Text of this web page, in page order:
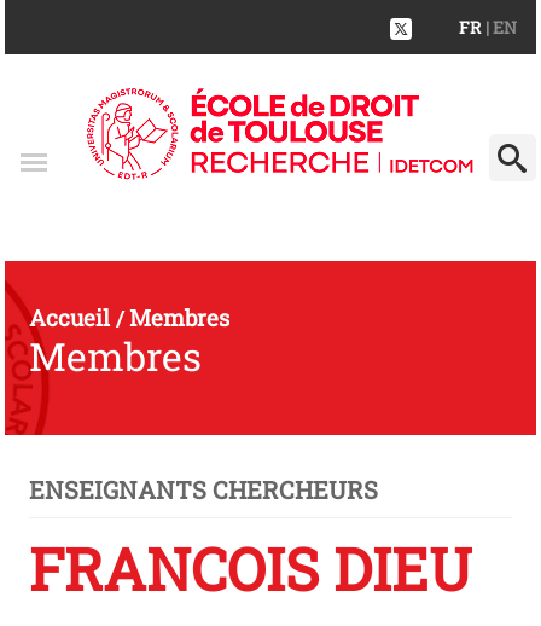
FR | EN
Accueil/Membres
Membres
ENSEIGNANTS CHERCHEURS
FRANCOIS DIEU